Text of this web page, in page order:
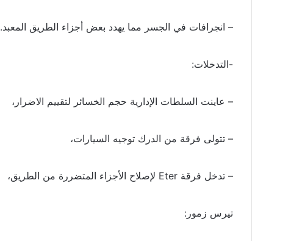
– انجرافات في الجسر مما يهدد بعض أجزاء الطريق المعبد.
-التدخلات:
– عاينت السلطات الإدارية حجم الخسائر لتقييم الاضرار،
– تتولى فرقة من الدرك توجيه السيارات،
– تدخل فرقة Eter لإصلاح الأجزاء المتضررة من الطريق،
تيرس زمور: